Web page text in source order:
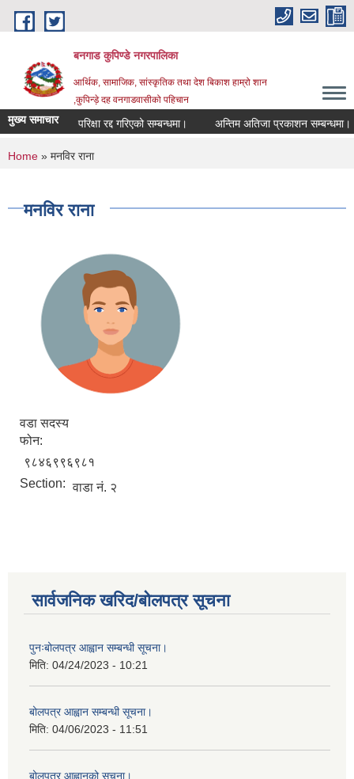
Skip to main content
बनगाड कुपिण्डे नगरपालिका
आर्थिक, सामाजिक, सांस्कृतिक तथा देश बिकाश हाम्रो शान
,कुपिन्ड़े दह वनगाडवासीको पहिचान
मुख्य समाचारपरिक्षा रद्द गरिएको सम्बन्धमा। अन्तिम अतिजा प्रकाशन सम्बन्धमा।
You are here
Home » मनविर राना
मनविर राना
वडा सदस्य
फोन:
९८४६९९६९८१
Section: वाडा नं. २
सार्वजनिक खरिद/बोलपत्र सूचना
पुनःबोलपत्र आह्वान सम्बन्धी सूचना।
मिति: 04/24/2023 - 10:21
बोलपत्र आह्वान सम्बन्धी सूचना।
मिति: 04/06/2023 - 11:51
बोलपत्र आह्वानको सूचना।